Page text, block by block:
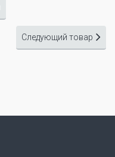
Следующий товар